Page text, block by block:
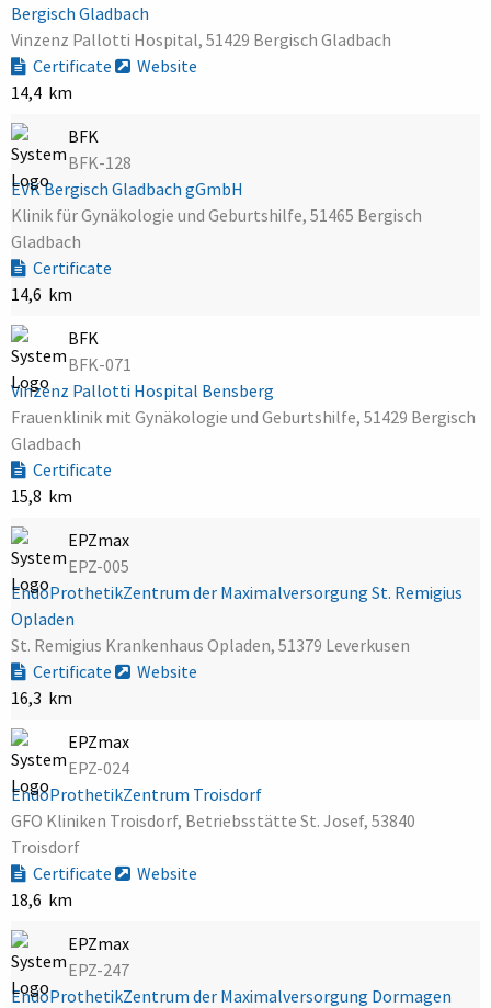
Bergisch Gladbach
Vinzenz Pallotti Hospital, 51429 Bergisch Gladbach
Certificate
Website
14,4 km
BFK
BFK-128
EVK Bergisch Gladbach gGmbH
Klinik für Gynäkologie und Geburtshilfe, 51465 Bergisch
Gladbach
Certificate
14,6 km
BFK
BFK-071
Vinzenz Pallotti Hospital Bensberg
Frauenklinik mit Gynäkologie und Geburtshilfe, 51429 Bergisch
Gladbach
Certificate
15,8 km
EPZmax
EPZ-005
EndoProthetikZentrum der Maximalversorgung St. Remigius
Opladen
St. Remigius Krankenhaus Opladen, 51379 Leverkusen
Certificate
Website
16,3 km
EPZmax
EPZ-024
EndoProthetikZentrum Troisdorf
GFO Kliniken Troisdorf, Betriebsstätte St. Josef, 53840
Troisdorf
Certificate
Website
18,6 km
EPZmax
EPZ-247
EndoProthetikZentrum der Maximalversorgung Dormagen